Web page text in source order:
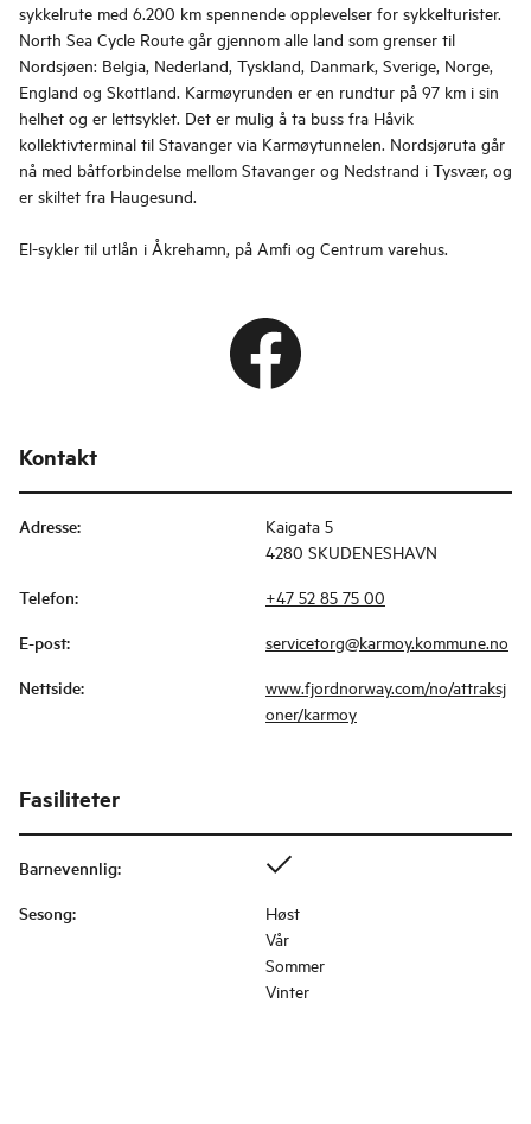
sykkelrute med 6.200 km spennende opplevelser for sykkelturister.
North Sea Cycle Route går gjennom alle land som grenser til
Nordsjøen: Belgia, Nederland, Tyskland, Danmark, Sverige, Norge,
England og Skottland. Karmøyrunden er en rundtur på 97 km i sin
helhet og er lettsyklet. Det er mulig å ta buss fra Håvik
kollektivterminal til Stavanger via Karmøytunnelen. Nordsjøruta går
nå med båtforbindelse mellom Stavanger og Nedstrand i Tysvær, og
er skiltet fra Haugesund.
El-sykler til utlån i Åkrehamn, på Amfi og Centrum varehus.
Kontakt
Adresse:
Kaigata 5
4280 SKUDENESHAVN
Telefon: +47 52 85 75 00
E-post: servicetorg@karmoy.kommune.no
Nettside:
www.fjordnorway.com/no/attraksj
oner/karmoy
Fasiliteter
Barnevennlig:
Sesong:
Høst
Vår
Sommer
Vinter